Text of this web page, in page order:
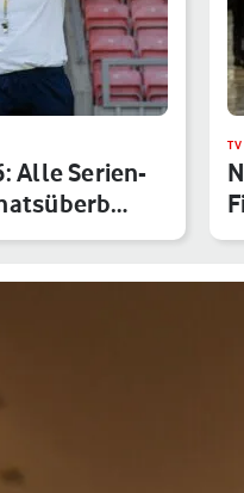
Alle Serien-